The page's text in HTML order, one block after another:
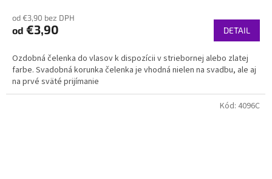
produktu
je
z
5
hviezdičiek.
od €3,90 bez DPH
od €3,90 DETAIL
Ozdobná čelenka do vlasov k dispozícii v striebornej alebo zlatej
farbe. Svadobná korunka čelenka je vhodná nielen na svadbu, ale aj
na prvé sväté prijímanie
Kód: 4096C